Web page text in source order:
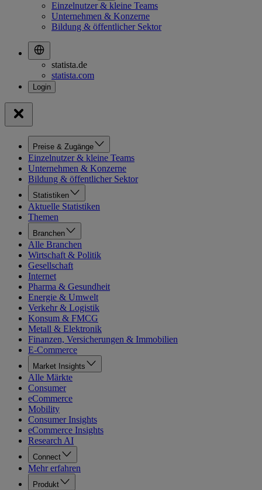
Einzelnutzer & kleine Teams
Unternehmen & Konzerne
Bildung & öffentlicher Sektor
statista.de
statista.com
Preise & Zugänge
Einzelnutzer & kleine Teams
Unternehmen & Konzerne
Bildung & öffentlicher Sektor
Statistiken
Aktuelle Statistiken
Themen
Branchen
Alle Branchen
Wirtschaft & Politik
Gesellschaft
Internet
Pharma & Gesundheit
Energie & Umwelt
Verkehr & Logistik
Konsum & FMCG
Metall & Elektronik
Finanzen, Versicherungen & Immobilien
E-Commerce
Market Insights
Alle Märkte
Consumer
eCommerce
Mobility
Consumer Insights
eCommerce Insights
Research AI
Connect
Mehr erfahren
Produkt